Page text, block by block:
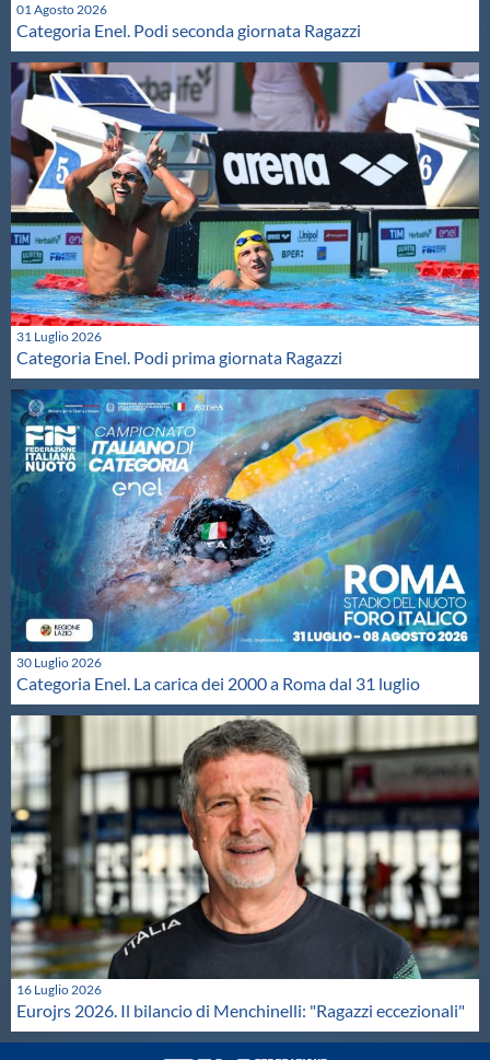
01 Agosto 2026
Categoria Enel. Podi seconda giornata Ragazzi
31 Luglio 2026
Categoria Enel. Podi prima giornata Ragazzi
30 Luglio 2026
Categoria Enel. La carica dei 2000 a Roma dal 31 luglio
16 Luglio 2026
Eurojrs 2026. Il bilancio di Menchinelli: "Ragazzi eccezionali"